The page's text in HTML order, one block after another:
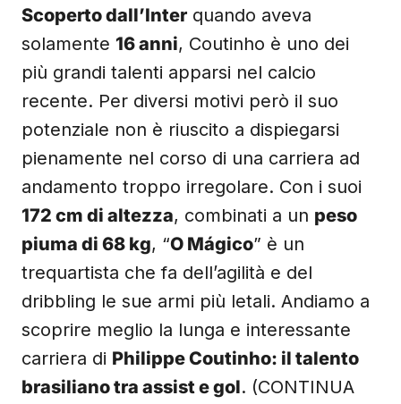
Scoperto dall’Inter quando aveva
solamente 16 anni, Coutinho è uno dei
più grandi talenti apparsi nel calcio
recente. Per diversi motivi però il suo
potenziale non è riuscito a dispiegarsi
pienamente nel corso di una carriera ad
andamento troppo irregolare. Con i suoi
172 cm di altezza, combinati a un peso
piuma di 68 kg, “O Mágico” è un
trequartista che fa dell’agilità e del
dribbling le sue armi più letali. Andiamo a
scoprire meglio la lunga e interessante
carriera di Philippe Coutinho: il talento
brasiliano tra assist e gol. (CONTINUA